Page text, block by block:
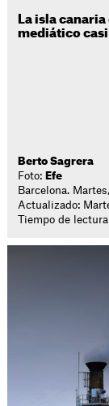
La isla
mediático
Berto Sagrera
Foto: Efe
Barcelona.
Actualizado:
Tiempo de